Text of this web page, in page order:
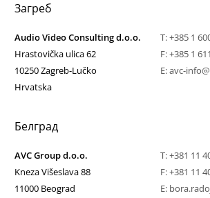
Загреб
Audio Video Consulting d.o.o.
Hrastovička ulica 62
10250 Zagreb-Lučko
Hrvatska
T:+385 1
F: +385 1
E:avc-
Белград
AVC Group d.o.o.
Kneza Višeslava 88
11000 Beograd
T:+381 11
F: +381 11
E: